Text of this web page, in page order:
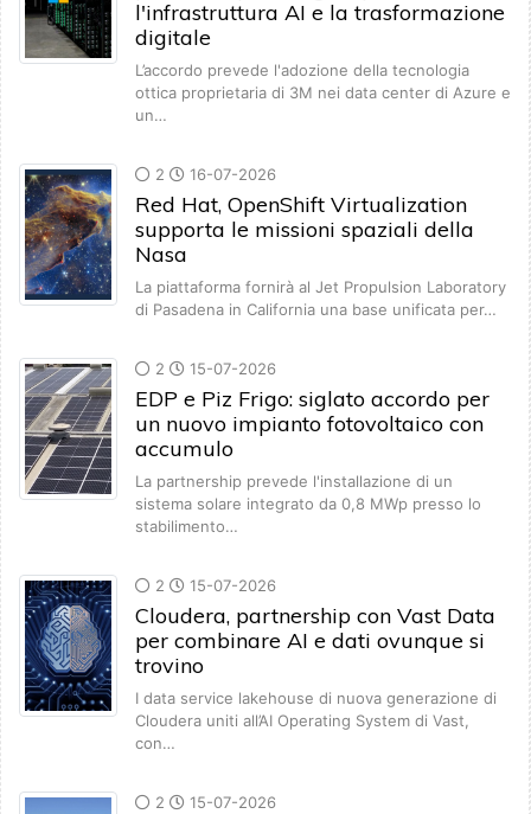
l'infrastruttura AI e la trasformazione
digitale
L’accordo prevede l'adozione della tecnologia
ottica proprietaria di 3M nei data center di Azure e
un…
2 16-07-2026
Red Hat, OpenShift Virtualization
supporta le missioni spaziali della
Nasa
La piattaforma fornirà al Jet Propulsion Laboratory
di Pasadena in California una base unificata per…
2 15-07-2026
EDP e Piz Frigo: siglato accordo per
un nuovo impianto fotovoltaico con
accumulo
La partnership prevede l'installazione di un
sistema solare integrato da 0,8 MWp presso lo
stabilimento…
2 15-07-2026
Cloudera, partnership con Vast Data
per combinare AI e dati ovunque si
trovino
I data service lakehouse di nuova generazione di
Cloudera uniti all’AI Operating System di Vast,
con…
2 15-07-2026